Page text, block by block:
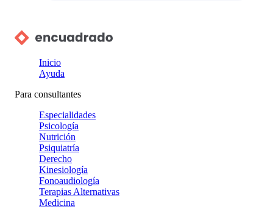
Inicio
Ayuda
Para consultantes
Especialidades
Psicología
Nutrición
Psiquiatría
Derecho
Kinesiología
Fonoaudiología
Terapias Alternativas
Medicina